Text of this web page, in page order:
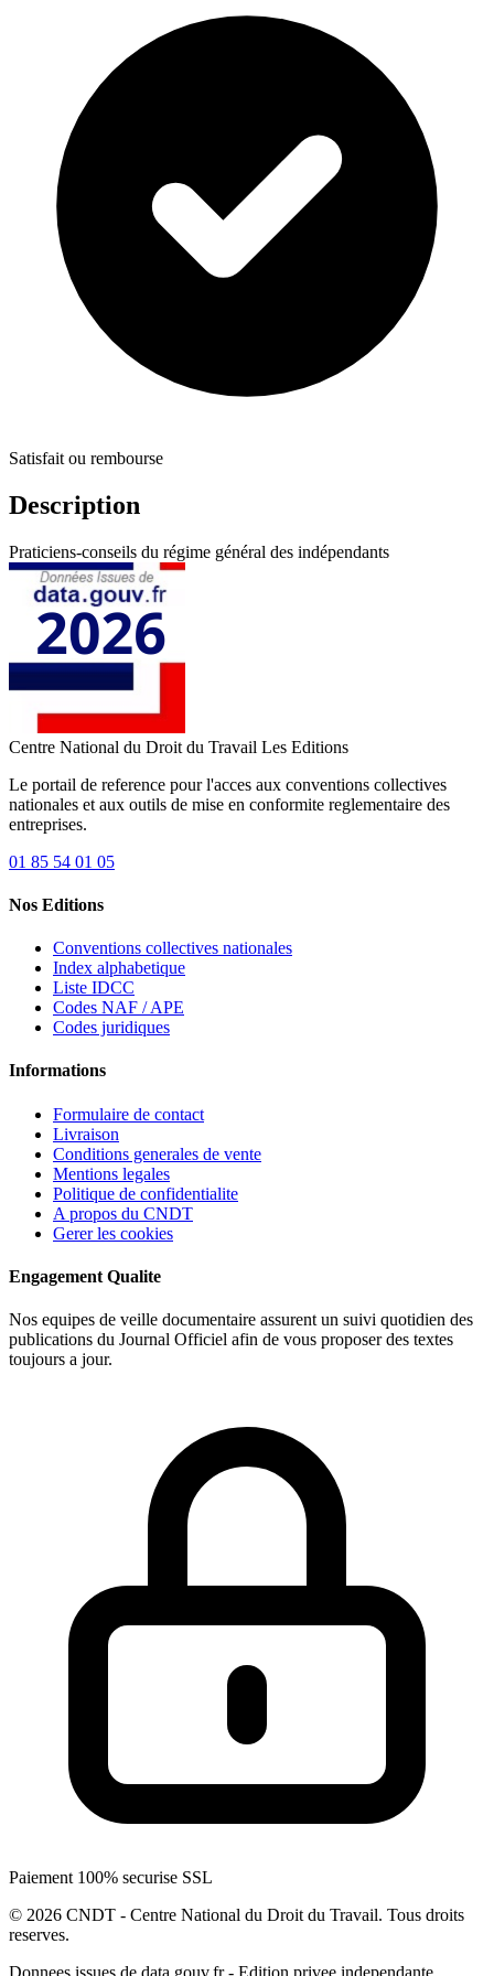
Satisfait ou rembourse
Description
Praticiens-conseils du régime général des indépendants
Centre National du Droit du Travail Les Editions
Le portail de reference pour l'acces aux conventions collectives
nationales et aux outils de mise en conformite reglementaire des
entreprises.
01 85 54 01 05
Nos Editions
Conventions collectives nationales
Index alphabetique
Liste IDCC
Codes NAF / APE
Codes juridiques
Informations
Formulaire de contact
Livraison
Conditions generales de vente
Mentions legales
Politique de confidentialite
A propos du CNDT
Gerer les cookies
Engagement Qualite
Nos equipes de veille documentaire assurent un suivi quotidien des
publications du Journal Officiel afin de vous proposer des textes
toujours a jour.
Paiement 100% securise SSL
© 2026 CNDT - Centre National du Droit du Travail. Tous droits
reserves.